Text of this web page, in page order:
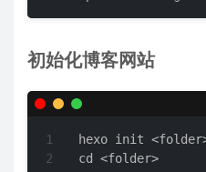
初始化博客网站
hexo init
cd <folder>